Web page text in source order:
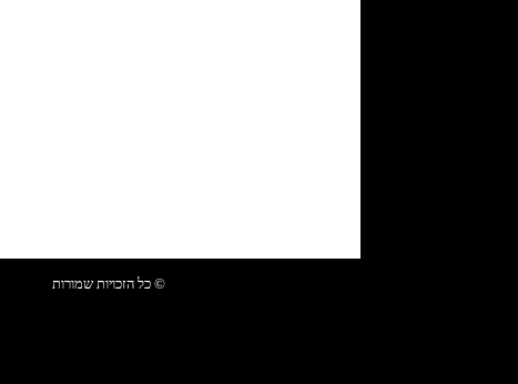
© כל הזכויות שמורות